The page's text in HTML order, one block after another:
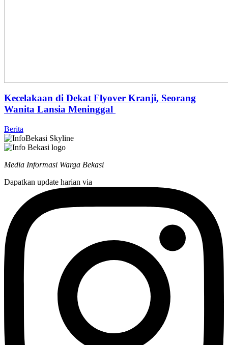
Kecelakaan di Dekat Flyover Kranji, Seorang
Wanita Lansia Meninggal
Berita
Media Informasi Warga Bekasi
Dapatkan update harian via